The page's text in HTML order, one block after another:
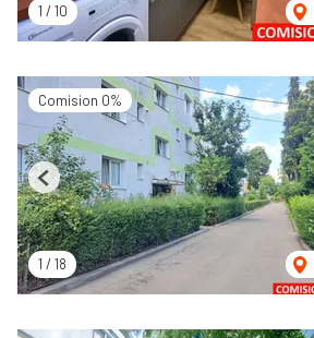
1 / 10
Comision 0%
1 / 18
Previous